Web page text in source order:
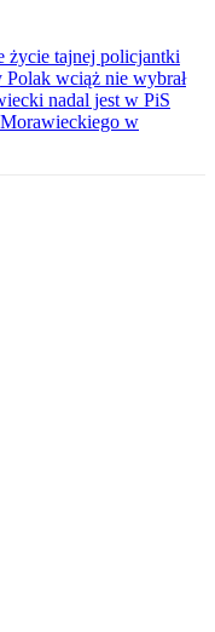
życie tajnej policjantki
wciąż nie wybrał
nadal jest w PiS
Morawieckiego w